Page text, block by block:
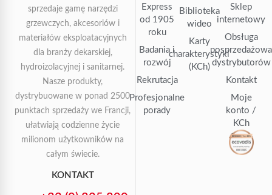
sprzedaje gamę narzędzi
grzewczych, akcesoriów i
materiałów eksploatacyjnych
dla branży dekarskiej,
hydroizolacyjnej i sanitarnej.
Nasze produkty,
dystrybuowane w ponad 2500
punktach sprzedaży we Francji,
ułatwiają codzienne życie
milionom użytkowników na
całym świecie.
KONTAKT
Express
od 1905
roku
Badania i
rozwój
Rekrutacja
Profesjonalne
porady
Biblioteka
wideo
Karty
charakterystyki
(KCh)
Sklep
internetowy
Obsługa
posprzedażowa
dystrybutorów
Kontakt
Moje
konto /
KCh